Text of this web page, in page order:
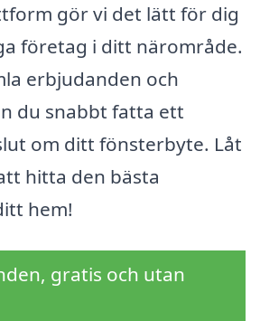
gör vi det lätt för dig
företag i ditt närområde.
erbjudanden och
du snabbt fatta ett
om ditt fönsterbyte. Låt
hitta den bästa
hem!
gratis och utan